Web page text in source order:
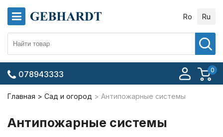
Ro Ru
0
078943333
Главная Сад и огород Антипожарные системы
Антипожарные системы